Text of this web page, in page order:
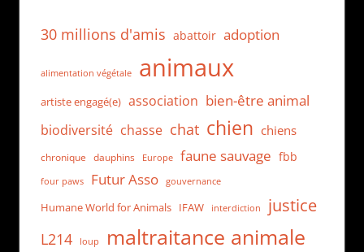
30 millions d'amis abattoir adoption
alimentation végétale animaux
artiste engagé(e) association bien-être animal
biodiversité chasse chat chien chiens
chronique dauphins Europe faune sauvage fbb
four paws Futur Asso gouvernance
Humane World for Animals IFAW interdiction justice
L214 loup maltraitance animale